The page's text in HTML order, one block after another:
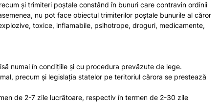
şi trimiteri poştale constând în bunuri care contravin ordinii
nu pot face obiectul trimiterilor poştale bunurile al căror
toxice, inflamabile, psihotrope, droguri, medicamente,
numai în condiţiile şi cu procedura prevăzute de lege.
precum şi legislaţia statelor pe teritoriul cărora se prestează
de 2-7 zile lucrătoare, respectiv în termen de 2-30 zile